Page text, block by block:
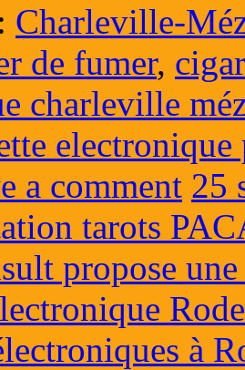
Charleville-
de fumer,
charleville
electronique
a comment 25
tarots
propose
à